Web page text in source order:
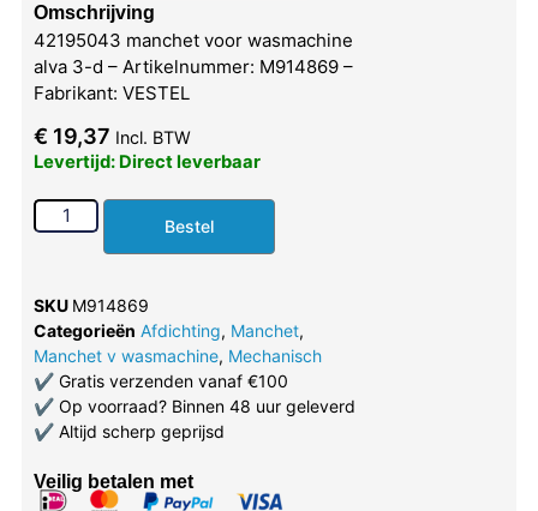
Omschrijving
42195043 manchet voor wasmachine
alva 3-d – Artikelnummer: M914869 –
Fabrikant: VESTEL
€ 19,37 Incl. BTW
Levertijd: Direct leverbaar
Bestel
SKU M914869
Categorieën Afdichting, Manchet,
Manchet v wasmachine, Mechanisch
✔Gratis verzenden vanaf €100
✔Op voorraad? Binnen 48 uur geleverd
✔Altijd scherp geprijsd
Veilig betalen met